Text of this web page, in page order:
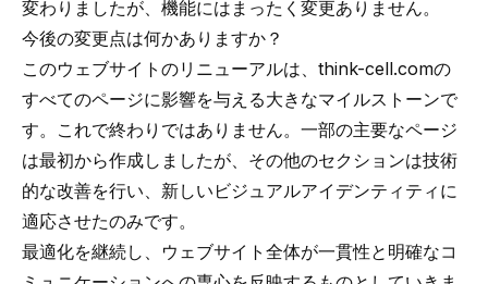
変わりましたが、機能にはまったく変更ありません。
今後の変更点は何かありますか？
このウェブサイトのリニューアルは、think-cell.comの
すべてのページに影響を与える大きなマイルストーンで
す。これで終わりではありません。一部の主要なページ
は最初から作成しましたが、その他のセクションは技術
的な改善を行い、新しいビジュアルアイデンティティに
適応させたのみです。
最適化を継続し、ウェブサイト全体が一貫性と明確なコ